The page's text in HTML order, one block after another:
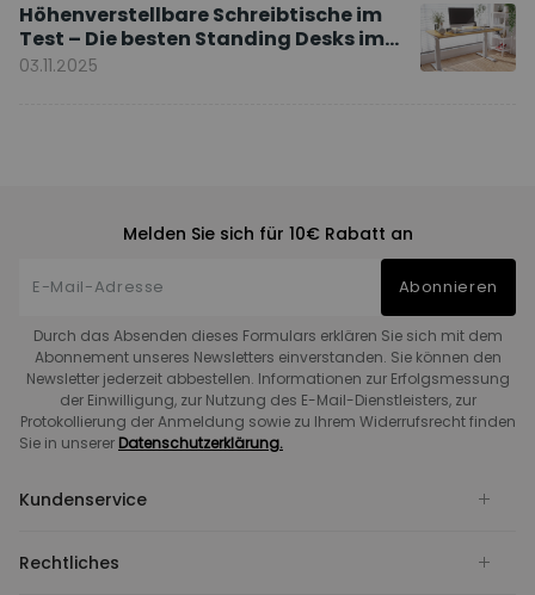
Höhenverstellbare Schreibtische im
Test – Die besten Standing Desks im
Vergleich
03.11.2025
Melden Sie sich für 10€ Rabatt an
Abonnieren
Durch das Absenden dieses Formulars erklären Sie sich mit dem
Abonnement unseres Newsletters einverstanden. Sie können den
Newsletter jederzeit abbestellen. Informationen zur Erfolgsmessung
der Einwilligung, zur Nutzung des E-Mail-Dienstleisters, zur
Protokollierung der Anmeldung sowie zu Ihrem Widerrufsrecht finden
Sie in unserer Datenschutzerklärung.
Kundenservice
Rechtliches